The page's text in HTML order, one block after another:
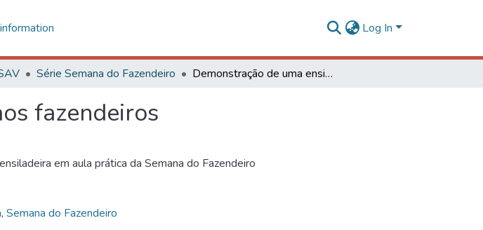
Log In
Série Semana do Fazendeiro Demonstração de uma ensiladeira aos fazendeiros
fazendeiros
em aula prática da Semana do Fazendeiro
, Semana do Fazendeiro